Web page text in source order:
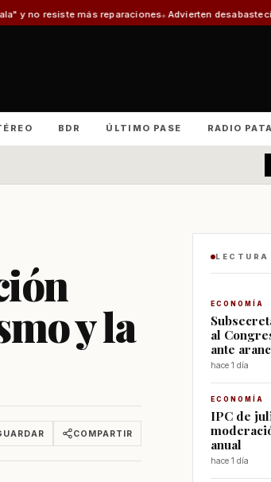
Advierten desabastecimiento parcial por
BDR ÚLTIMO PASE RADIO
y la
COMPARTIR
ECONOMÍA
al
ante
hace 1 día
ECONOMÍA
IPC de
anual
hace 1 día